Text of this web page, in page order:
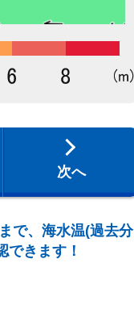
次へ
で、海水温(過去分
できます！